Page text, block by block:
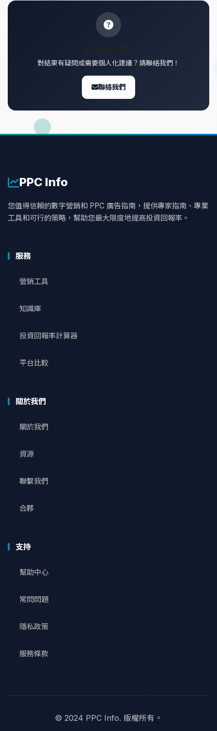
對結果有疑問或需要個人化建議？請聯絡我們！
聯絡我們
PPC Info
您值得信賴的數字營銷和 PPC 廣告指南，提供專家指南、專業
工具和可行的策略，幫助您最大限度地提高投資回報率。
服務
營銷工具
知識庫
投資回報率計算器
平台比較
關於我們
關於我們
資源
聯繫我們
合夥
支持
幫助中心
常問問題
隱私政策
服務條款
© 2024 PPC Info. 版權所有。